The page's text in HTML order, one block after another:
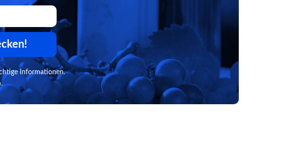
Informationen.